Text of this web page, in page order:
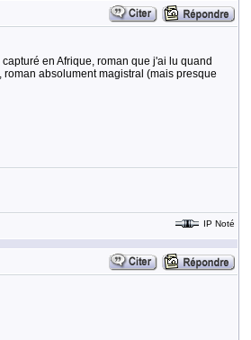
en Afrique, roman que j'ai lu quand
absolument magistral (mais presque
IP Noté